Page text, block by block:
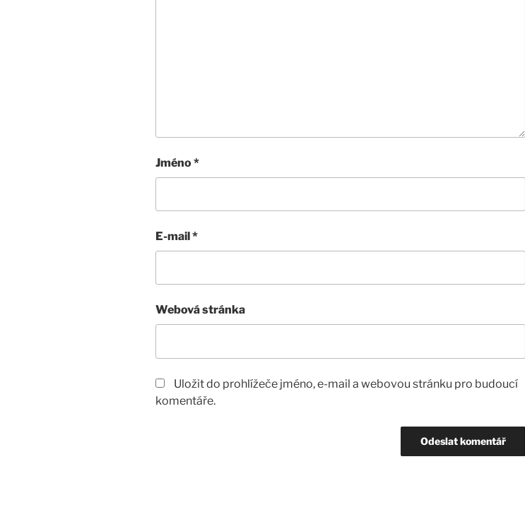
Jméno*
E-mail*
Webová stránka
Uložit do prohlížeče jméno, e-mail a webovou stránku pro budoucí
komentáře.